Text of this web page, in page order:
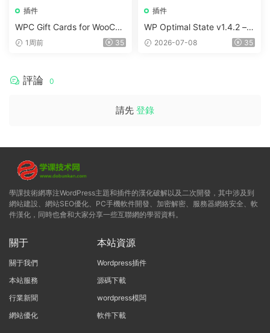
插件
WPC Gift Cards for WooCo
mmerce (Premium) v1.0.2
1周前 35
插件
WP Optimal State v1.4.2 –
WordPress 優化、清理和安
2026-07-08 35
評論 0
請先 登錄
學課技術網專注WordPress主題和插件的漢化破解以及二次開發，其中涉及到
網站建設、網站SEO優化、PC手機軟件開發、加密解密、服務器網絡安全、軟
件漢化，同時也會和大家分享一些互聯網的學習資料。
關于
關于我們
本站服務
行業新聞
網站優化
本站資源
Wordpress插件
源碼下載
wordpress模闆
軟件下載